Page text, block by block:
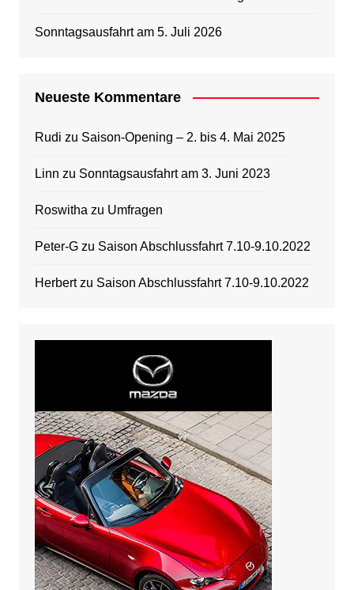
Sonntagsausfahrt am 5. Juli 2026
Neueste Kommentare
Rudi zu Saison-Opening – 2. bis 4. Mai 2025
Linn zu Sonntagsausfahrt am 3. Juni 2023
Roswitha zu Umfragen
Peter-Gzu Saison Abschlussfahrt 7.10-9.10.2022
Herbertzu Saison Abschlussfahrt 7.10-9.10.2022